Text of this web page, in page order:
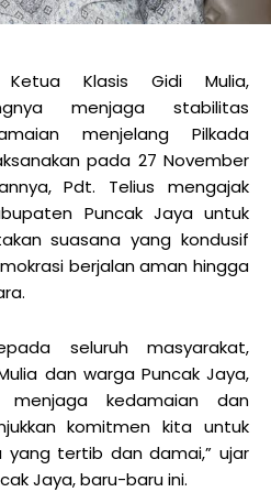
Klasis Gidi Mulia,
menjaga stabilitas
menjelang Pilkada
pada 27 November
Pdt. Telius mengajak
Puncak Jaya untuk
suasana yang kondusif
berjalan aman hingga
seluruh masyarakat,
dan warga Puncak Jaya,
menjaga kedamaian dan
komitmen kita untuk
yang tertib dan damai,” ujar
Jaya, baru-baru ini.